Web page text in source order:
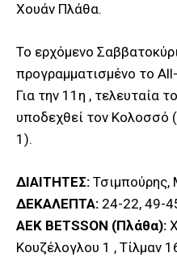
Χουάν Πλάθα.
Το ερχόμενο
προγραμματισμένο το
Για την 11η , τελευταία
υποδεχθεί τον Κολοσσό
1).
ΔΙΑΙΤΗΤΕΣ: Τσιμπούρης,
ΔΕΚΑΛΕΠΤΑ: 24-22, 49-
ΑΕΚ BETSSON (Πλάθα):
Κουζέλογλου 1 , Τίλμαν